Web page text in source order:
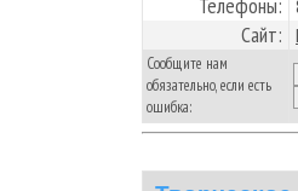
Сайт:
Сообщите нам
обязательно, если есть
ошибка: